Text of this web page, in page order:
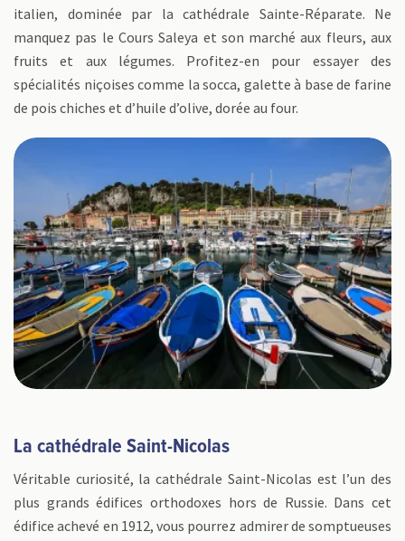
italien, dominée par la cathédrale Sainte-Réparate. Ne
manquez pas le Cours Saleya et son marché aux fleurs, aux
fruits et aux légumes. Profitez-en pour essayer des
spécialités niçoises comme la socca, galette à base de farine
de pois chiches et d’huile d’olive, dorée au four.
La cathédrale Saint-Nicolas
Véritable curiosité, la cathédrale Saint-Nicolas est l’un des
plus grands édifices orthodoxes hors de Russie. Dans cet
édifice achevé en 1912, vous pourrez admirer de somptueuses